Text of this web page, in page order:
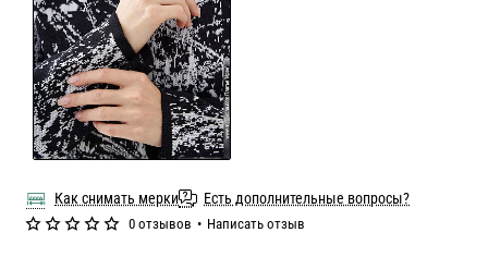
Как снимать мерки Есть дополнительные вопросы?
0 отзывов • Написать отзыв